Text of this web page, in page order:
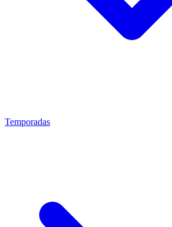
Temporadas